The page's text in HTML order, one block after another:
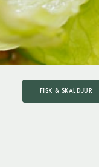
FISK & SKALDJUR